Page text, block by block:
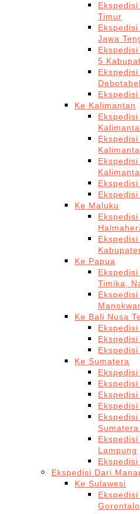
Timur
Jawa
5
Ke Kalimantan
Ke Maluku
Ke Papua
Timika,
Ke Bali Nusa
Ke Sumatera
Lampung
Ekspedisi Dari
Ke Sulawesi
Gorontalo